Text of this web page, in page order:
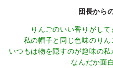
団長から
りんごのいい香りがして
私の帽子と同じ色味のりん
いつもは物を隠すのが趣味の私
なんだか面